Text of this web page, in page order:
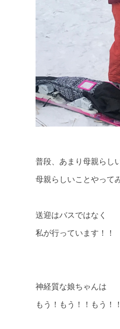
普段、あまり母親らし
母親らしいことやって
送迎はバスではなく
私が行っています！！
神経質な娘ちゃんは
もう！もう！！もう！